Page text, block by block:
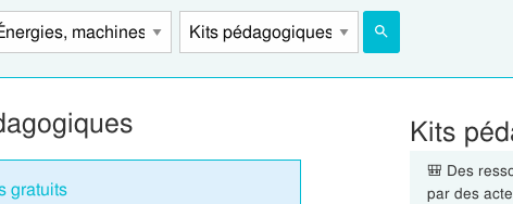
gratuits
Kits
🎒 Des
par des